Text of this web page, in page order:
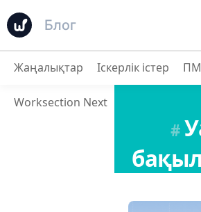
Блог
Жаңалықтар Іскерлік істер
Worksection Next
#